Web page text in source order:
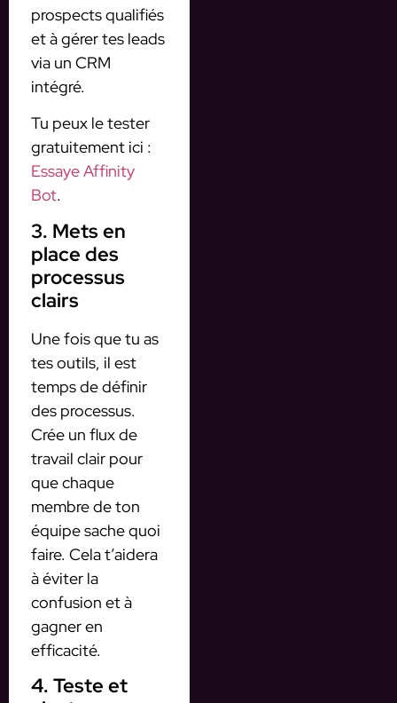
prospects qualifiés
et à gérer tes leads
via un CRM
intégré.
Tu peux le tester
gratuitement ici :
Essaye Affinity
Bot.
3. Mets en
place des
processus
clairs
Une fois que tu as
tes outils, il est
temps de définir
des processus.
Crée un flux de
travail clair pour
que chaque
membre de ton
équipe sache quoi
faire. Cela t’aidera
à éviter la
confusion et à
gagner en
efficacité.
4. Teste et